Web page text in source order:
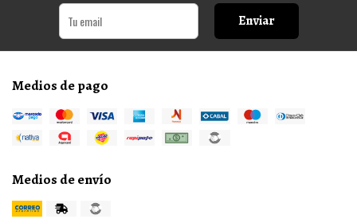
Enviar
Medios de pago
Medios de envío